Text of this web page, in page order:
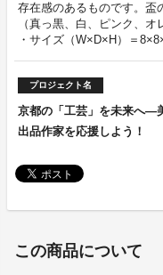
存在感のあるものです。盃
（真っ黒、白、ピンク、
・サイズ（W×D×H）＝
プロジェクト名
京都の「工芸」を未来へ―
出品作家を応援しよう！
この商品について